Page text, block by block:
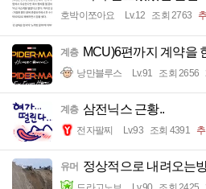
호박이쪼아요 Lv.12 조회 2763
계층 MCU)6편까지 계약을
낭만블루스 Lv.91 조회 2656
계층 삼전닉스 근황..
전자팔찌 Lv.93 조회 4391
유머 정상적으로 내려오는